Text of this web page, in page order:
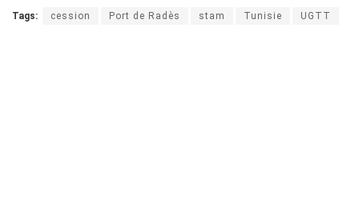
Tags: cession Port de Radès stam Tunisie UGTT